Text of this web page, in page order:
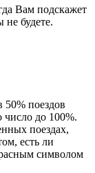
Вам подскажет
не будете.
поездов
число до 100%.
поездах,
есть ли
символом